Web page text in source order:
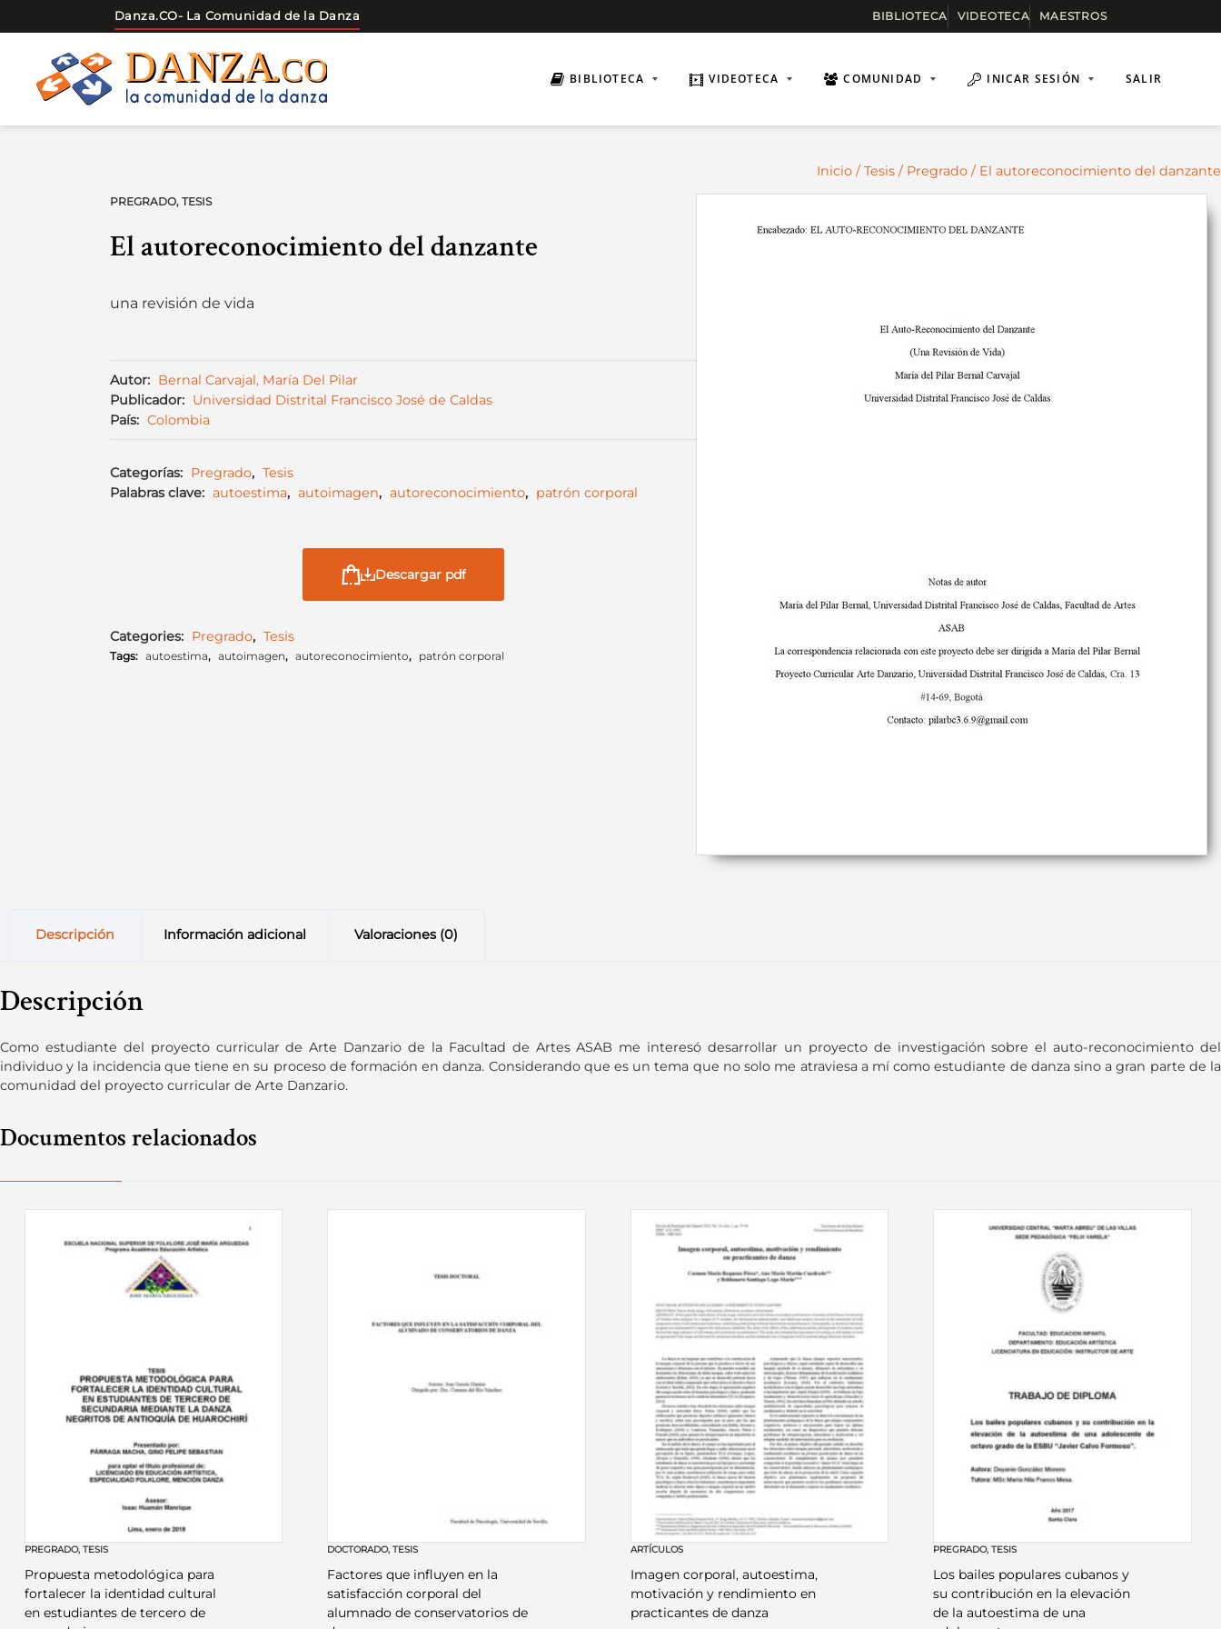
Danza.CO- La Comunidad de la Danza BIBLIOTECA VIDEOTECA MAESTROS
content
BIBLIOTECA VIDEOTECA COMUNIDAD INICAR SESIÓN SALIR
Inicio /Tesis / Pregrado / El autoreconocimiento del danzante
PREGRADO, TESIS
El autoreconocimiento del danzante
una revisión de vida
Autor: Bernal Carvajal, María Del Pilar
Publicador: Universidad Distrital Francisco José de Caldas
País: Colombia
Categorías: Pregrado, Tesis
Palabras clave: autoestima, autoimagen, autoreconocimiento, patrón corporal
Descargar pdf
Categories: Pregrado, Tesis
Tags: autoestima, autoimagen, autoreconocimiento, patrón corporal
Descripción Información adicional Valoraciones (0)
Descripción
Como estudiante del proyecto curricular de Arte Danzario de la Facultad de Artes ASAB me interesó desarrollar un proyecto de investigación sobre el auto-reconocimiento del
individuo y la incidencia que tiene en su proceso de formación en danza. Considerando que es un tema que no solo me atraviesa a mí como estudiante de danza sino a gran parte de la
comunidad del proyecto curricular de Arte Danzario.
Documentos relacionados
PREGRADO, TESIS
Propuesta metodológica para
fortalecer la identidad cultural
en estudiantes de tercero de
DOCTORADO,TESIS
Factores que influyen en la
satisfacción corporal del
alumnado de conservatorios de
ARTÍCULOS
Imagen corporal, autoestima,
motivación y rendimiento en
practicantes de danza
PREGRADO,TESIS
Los bailes populares cubanos y
su contribución en la elevación
de la autoestima de una